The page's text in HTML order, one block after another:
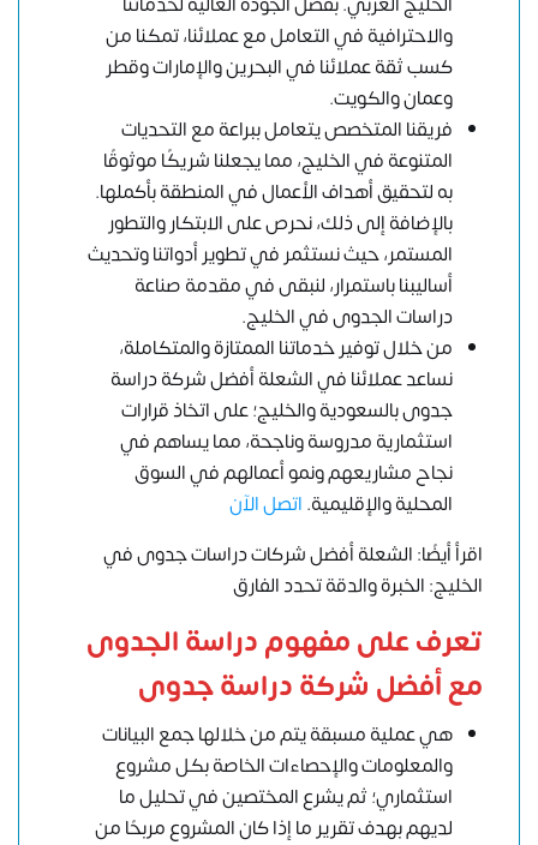
والاحترافية في التعامل مع عملائنا، تمكنا من
كسب ثقة عملائنا في البحرين والإمارات وقطر
وعمان والكويت.
فريقنا المتخصص يتعامل ببراعة مع التحديات
المتنوعة في الخليج، مما يجعلنا شريكًا موثوقًا
به لتحقيق أهداف الأعمال في المنطقة بأكملها.
بالإضافة إلى ذلك، نحرص على الابتكار والتطور
المستمر، حيث نستثمر في تطوير أدواتنا وتحديث
أساليبنا باستمرار، لنبقى في مقدمة صناعة
دراسات الجدوى في الخليج.
من خلال توفير خدماتنا الممتازة والمتكاملة،
نساعد عملائنا في الشعلة أفضل شركة دراسة
جدوى بالسعودية والخليج؛ على اتخاذ قرارات
استثمارية مدروسة وناجحة، مما يساهم في
نجاح مشاريعهم ونمو أعمالهم في السوق
المحلية والإقليمية.اتصل الآن
اقرأ أيضًا: الشعلة أفضل شركات دراسات جدوى في
الخليج: الخبرة والدقة تحدد الفارق
تعرف على مفهوم دراسة الجدوى
مع أفضل شركة دراسة جدوى
هي عملية مسبقة يتم من خلالها جمع البيانات
والمعلومات والإحصاءات الخاصة بكل مشروع
استثماري؛ ثم يشرع المختصين في تحليل ما
لديهم بهدف تقرير ما إذا كان المشروع مربحًا من